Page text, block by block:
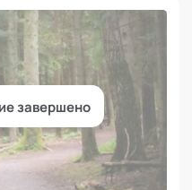
завершено